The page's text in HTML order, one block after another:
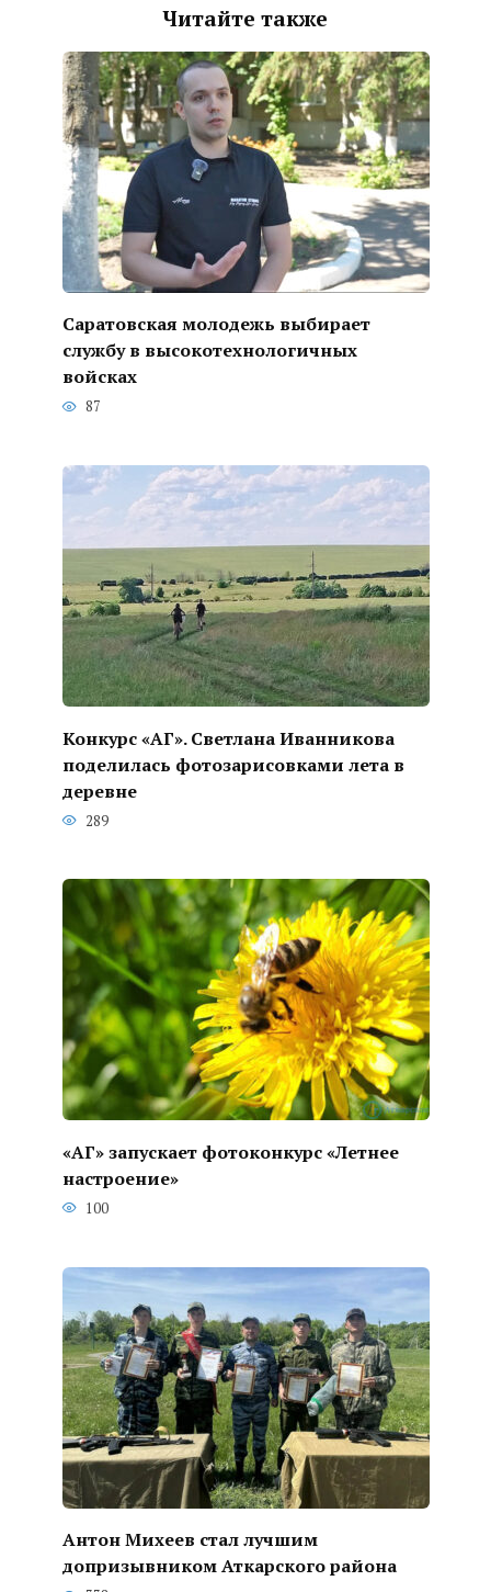
Читайте также
Саратовская молодежь выбирает
службу в высокотехнологичных
войсках
87
Конкурс «АГ». Светлана Иванникова
поделилась фотозарисовками лета в
деревне
289
«АГ» запускает фотоконкурс «Летнее
настроение»
100
Антон Михеев стал лучшим
допризывником Аткарского района